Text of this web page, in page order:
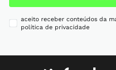
aceito receber conteúdos da
política de privacidade